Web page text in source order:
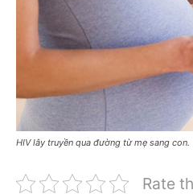
HIV lây truyền qua đường từ mẹ sang con.
Rate